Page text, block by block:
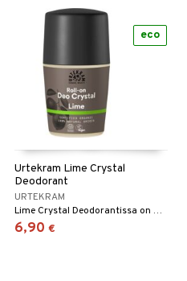
Urtekram Lime Crystal
Deodorant
URTEKRAM
Lime Crystal Deodorantissa on makeahko limen tuoksu, kun taas luonnollinen mineraalisuola hyvästelee bakteerit ja hajut.
6,90 €
eco